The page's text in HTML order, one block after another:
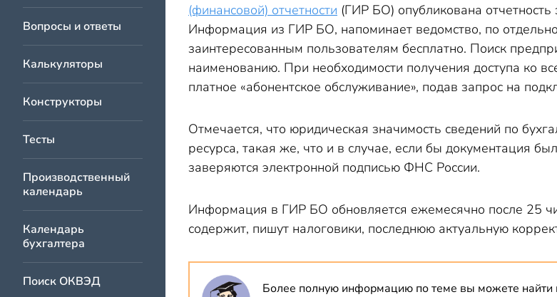
Вопросы и ответы
Калькуляторы
Конструкторы
Тесты
Производственный
календарь
Календарь
бухгалтера
Поиск ОКВЭД
(финансовой) отчетности (ГИР БО) опубликована
Информация из ГИР БО, напоминает ведомство, по
заинтересованным пользователям бесплатно. Поиск
наименованию. При необходимости получения доступа ко
платное «абонентское обслуживание», подав запрос на
Отмечается, что юридическая значимость сведений по
ресурса, такая же, что и в случае, если бы документация
заверяются электронной подписью ФНС России.
Информация в ГИР БО обновляется ежемесячно после 25
содержит, пишут налоговики, последнюю актуальную
Более полную информацию по теме вы можете найти